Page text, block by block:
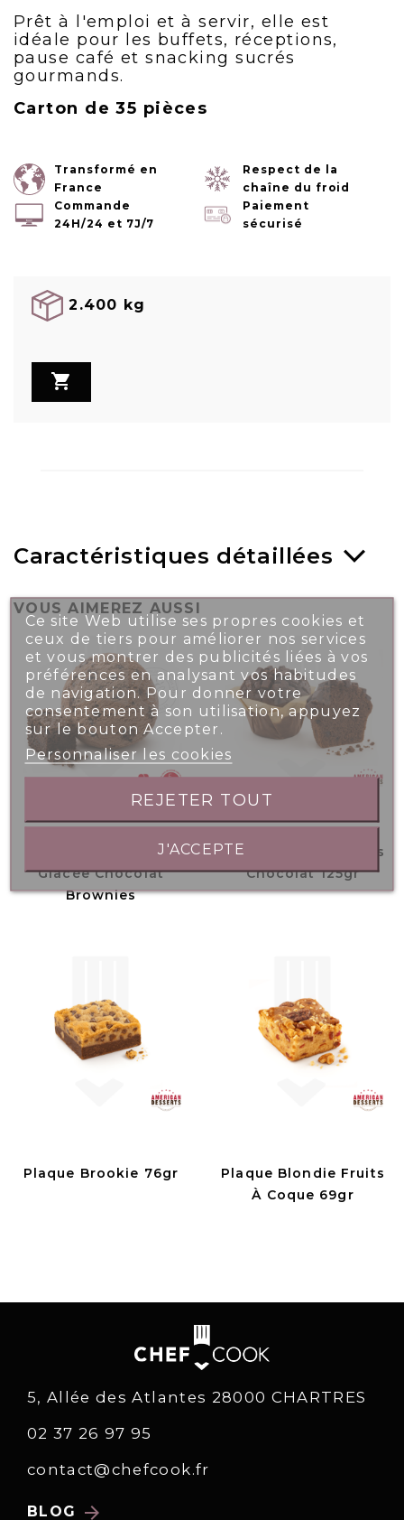
Prêt à l'emploi et à servir, elle est
idéale pour les buffets, réceptions,
pause café et snacking sucrés
gourmands.
Carton de 35 pièces
Transformé en
France
Respect de la
chaîne du froid
Commande
24H/24 et 7J/7
Paiement
sécurisé
2.400 kg

Caractéristiques détaillées
VOUS AIMEREZ AUSSI
Bac 2.5L - Crème
Glacée Chocolat
Brownies
Muffin Cacao Pépites
Chocolat 125gr
Plaque Brookie 76gr
Plaque Blondie Fruits
À Coque 69gr
5, Allée des Atlantes 28000 CHARTRES
02 37 26 97 95
contact@chefcook.fr
BLOG arrow_forward
Ce site Web utilise ses propres cookies et
ceux de tiers pour améliorer nos services
et vous montrer des publicités liées à vos
préférences en analysant vos habitudes
de navigation. Pour donner votre
consentement à son utilisation, appuyez
sur le bouton Accepter.
Personnaliser les cookies
REJETER TOUT
J'ACCEPTE